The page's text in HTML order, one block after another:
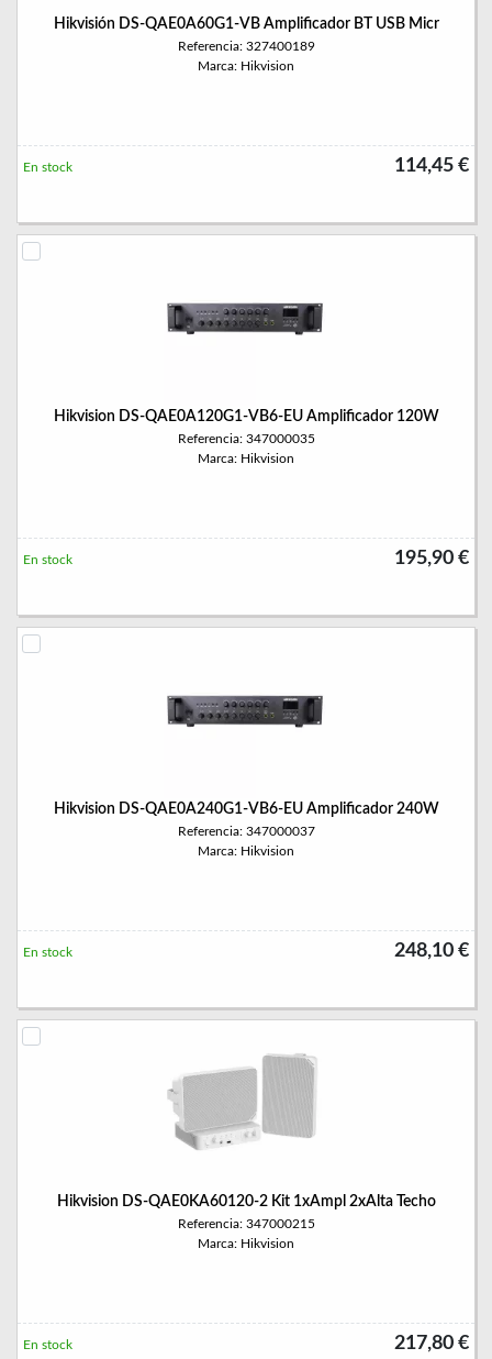
Hikvisión DS-QAE0A60G1-VB Amplificador BT USB Micr
Referencia: 327400189
Marca: Hikvision
114,45 €
En stock
Hikvision DS-QAE0A120G1-VB6-EU Amplificador 120W
Referencia: 347000035
Marca: Hikvision
195,90 €
En stock
Hikvision DS-QAE0A240G1-VB6-EU Amplificador 240W
Referencia: 347000037
Marca: Hikvision
248,10 €
En stock
Hikvision DS-QAE0KA60120-2 Kit 1xAmpl 2xAlta Techo
Referencia: 347000215
Marca: Hikvision
217,80 €
En stock